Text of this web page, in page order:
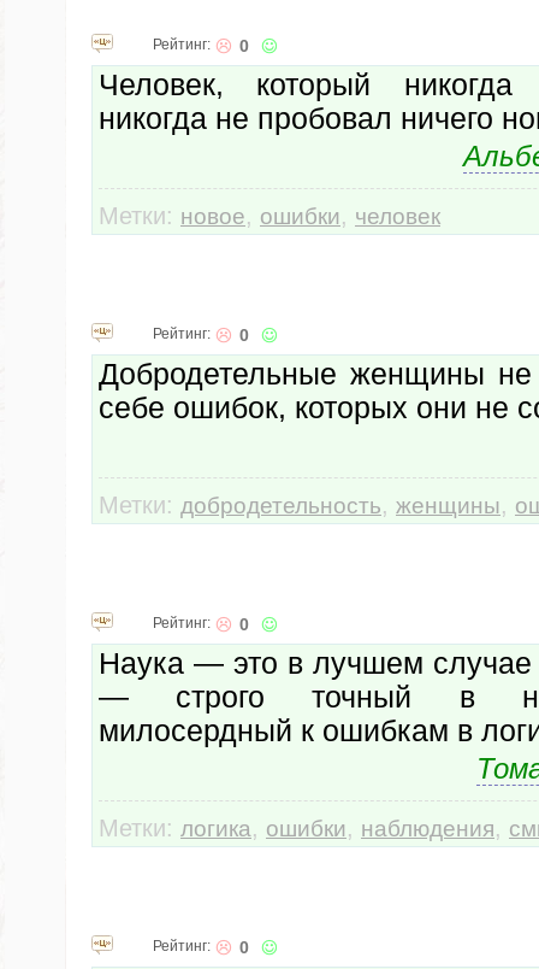
Рейтинг: 0
Человек, который
никогда не пробовал ничего
Метки: новое, ошибки, человек
Рейтинг: 0
Добродетельные женщины не
себе ошибок, которых они не
Метки: добродетельность, женщины,
Рейтинг: 0
Наука — это в лучшем
— строго точный в
милосердный к ошибкам в
Метки: логика, ошибки, наблюдения,
Рейтинг: 0